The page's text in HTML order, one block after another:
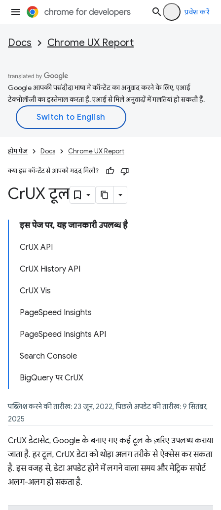
प्रवेश करें
Docs Chrome UX Report
Google आपकी पसंदीदा भाषा में कॉन्टेंट का अनुवाद करने के लिए, एआई
टेक्नोलॉजी का इस्तेमाल करता है. एआई से मिले अनुवादों में गलतियां हो सकती हैं.
होम पेज Docs Chrome UX Report
क्या इस कॉन्टेंट से आपको मदद मिली?
CrUX टूल
इस पेज पर, यह जानकारी उपलब्ध है
CrUX API
CrUX History API
CrUX Vis
PageSpeed Insights
PageSpeed Insights API
Search Console
BigQuery पर CrUX
पब्लिश करने की तारीख: 23 जून, 2022, पिछले अपडेट की तारीख: 9 सितंबर,
2025
CrUX डेटासेट, Google के बनाए गए कई टूल के ज़रिए उपलब्ध कराया
जाता है. हर टूल, CrUX डेटा को थोड़ा अलग तरीके से ऐक्सेस कर सकता
है. इस वजह से, डेटा अपडेट होने में लगने वाला समय और मेट्रिक सपोर्ट
अलग-अलग हो सकता है.